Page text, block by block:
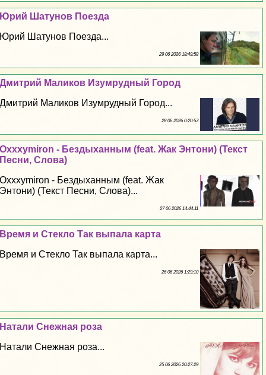
Юрий Шатунов Поезда
Юрий Шатунов Поезда...
29 06 2026 18:49:58
Дмитрий Маликов Изумрудный Город
Дмитрий Маликов Изумрудный Город...
28 06 2026 0:20:53
Oxxxymiron - Бездыханным (feat. Жак Энтони) (Текст
Песни, Слова)
Oxxxymiron - Бездыханным (feat. Жак
Энтони) (Текст Песни, Слова)...
27 06 2026 14:44:11
Время и Стекло Так выпала карта
Время и Стекло Так выпала карта...
26 06 2026 1:29:10
Натали Снежная роза
Натали Снежная роза...
25 06 2026 20:27:29